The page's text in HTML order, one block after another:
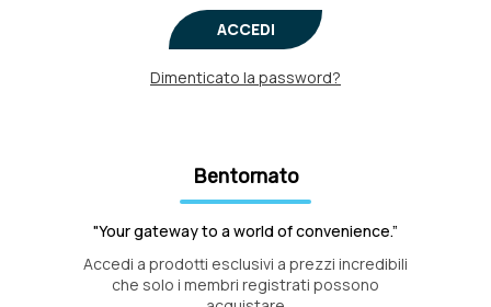
ACCEDI
Dimenticato la password?
Bentornato
"Your gateway to a world of convenience.”
Accedi a prodotti esclusivi a prezzi incredibili
che solo i membri registrati possono